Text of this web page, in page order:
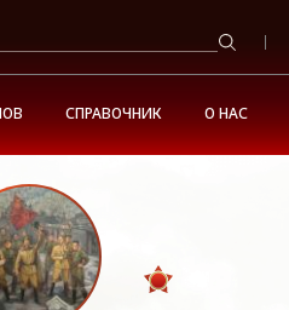
СПРАВОЧНИК О НАС